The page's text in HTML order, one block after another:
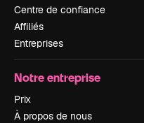
Centre de confiance
Affiliés
Entreprises
Notre entreprise
Prix
À propos de nous